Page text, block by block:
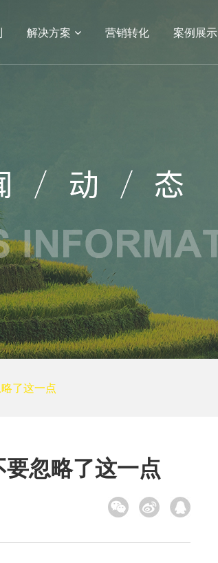
解决方案 营销转化 案例展示
网站建设案例
生物医疗
政府单位
机械制造
IT科技
装修建筑
其他
系统平台案例
了这一点
忽略了这一点